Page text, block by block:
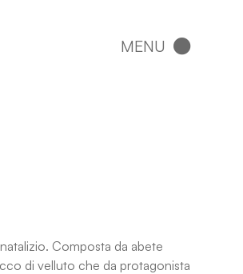
Composta da abete
di velluto che da protagonista